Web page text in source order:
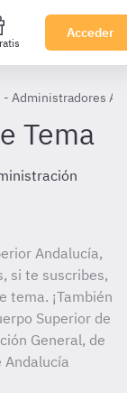
Acceder
Administradores
Tema
Andalucía,
si te suscribes,
tema. ¡También
Superior de
General, de
Andalucía